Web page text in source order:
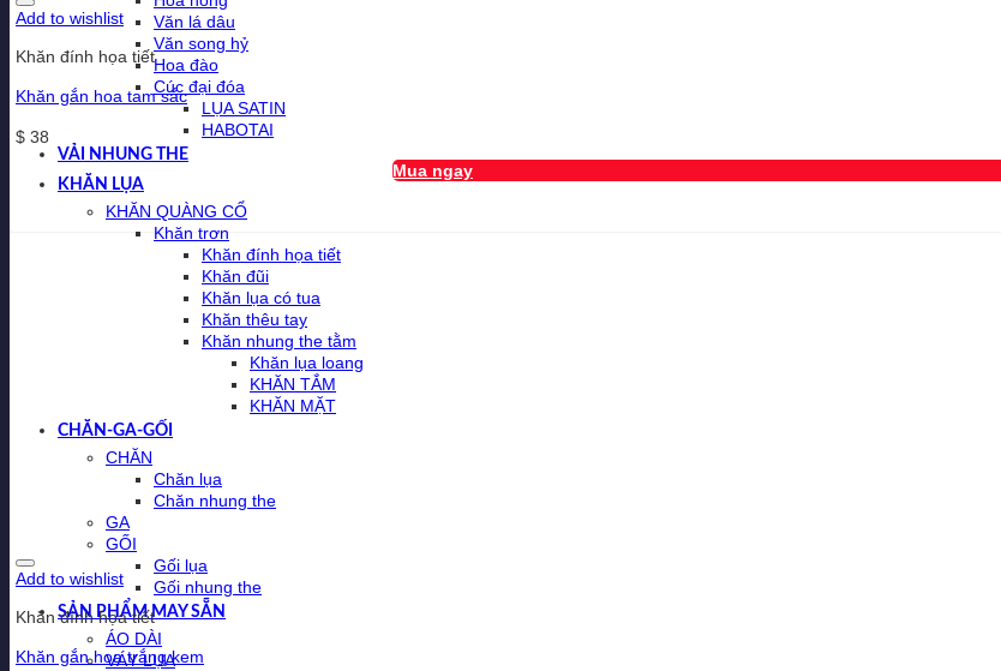
Văn lá dâu
Văn song hỷ
Hoa đào
Cúc đại đóa
LỤA SATIN
HABOTAI
VẢI NHUNG THE
KHĂN LỤA
KHĂN QUÀNG CỔ
Khăn trơn
Khăn đính họa tiết
Khăn đũi
Khăn lụa có tua
Khăn thêu tay
Khăn nhung the tằm
Khăn lụa loang
KHĂN TẮM
KHĂN MẶT
CHĂN-GA-GỐI
CHĂN
Chăn lụa
Chăn nhung the
GA
GỐI
Gối lụa
Gối nhung the
SẢN PHẨM MAY SẴN
ÁO DÀI
VÁY LỤA
Add to wishlist
Khăn đính họa tiết
Khăn gắn hoa tam sắc
$ 38
Mua ngay
Add to wishlist
Khăn đính họa tiết
Khăn gắn hoa trắng kem